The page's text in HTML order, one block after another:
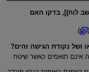
לוח)], בדקו האם
).
ושל נקודת הגישה זהים?
אינם תואמים כאשר שיטת